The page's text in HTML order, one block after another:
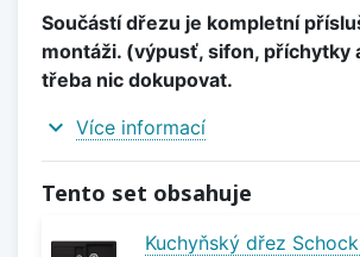
Součástí dřezu je kompletní
montáži. (výpusť, sifon, příchytky
třeba nic dokupovat.
expand_more Více informací
Tento set obsahuje
Kuchyňský dřez